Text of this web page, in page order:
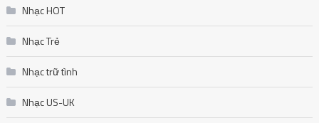
Nhạc HOT
Nhạc Trẻ
Nhạc trữ tình
Nhạc US-UK